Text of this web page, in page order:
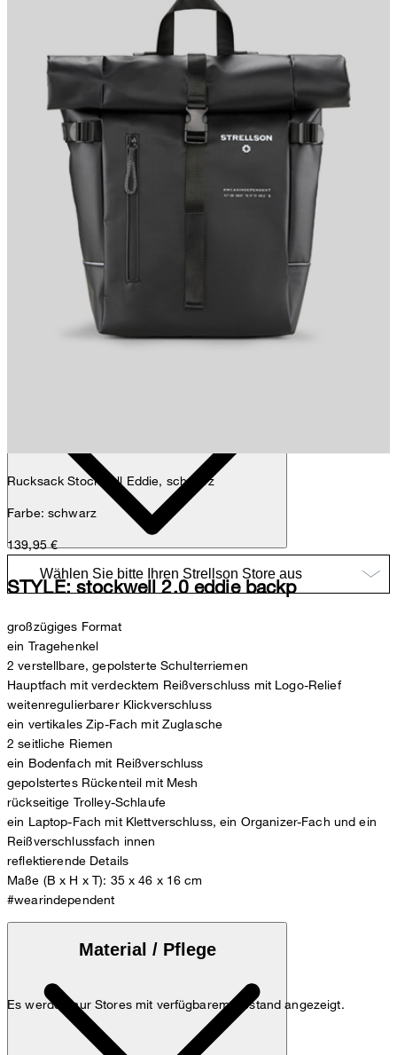
Rucksack Stockwell Eddie, schwarz
Farbe: schwarz
139,95 €
Es werden nur Stores mit verfügbarem Bestand angezeigt.
Fashion- & Lifestyle-Redaktion
STYLE: stockwell 2.0 eddie backp
großzügiges Format
ein Tragehenkel
2 verstellbare, gepolsterte Schulterriemen
Hauptfach mit verdecktem Reißverschluss mit Logo-Relief
weitenregulierbarer Klickverschluss
ein vertikales Zip-Fach mit Zuglasche
2 seitliche Riemen
ein Bodenfach mit Reißverschluss
gepolstertes Rückenteil mit Mesh
rückseitige Trolley-Schlaufe
ein Laptop-Fach mit Klettverschluss, ein Organizer-Fach und ein
Reißverschlussfach innen
reflektierende Details
Maße (B x H x T): 35 x 46 x 16 cm
#wearindependent
Material / Pflege